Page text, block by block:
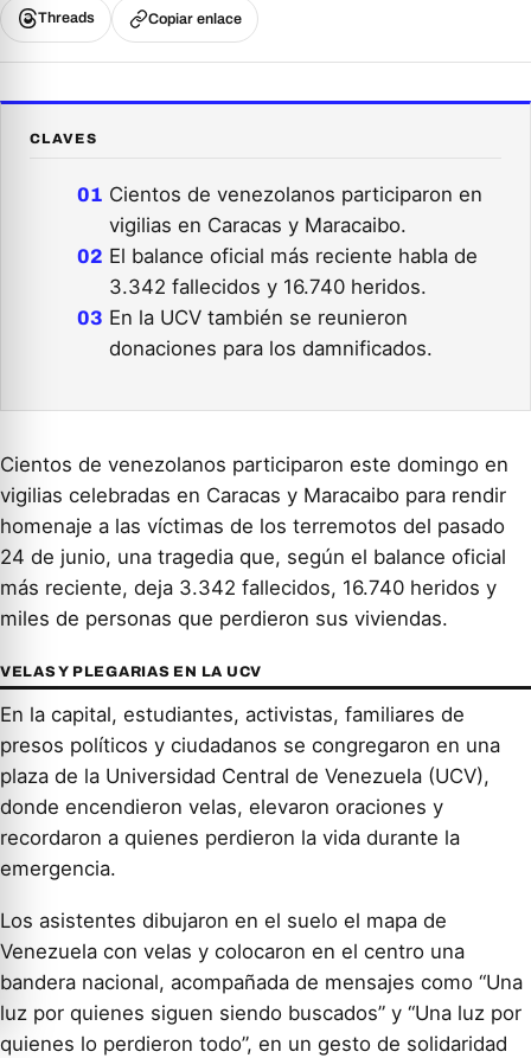
Threads Copiar enlace
CLAVES
Cientos de venezolanos participaron en
vigilias en Caracas y Maracaibo.
El balance oficial más reciente habla de
3.342 fallecidos y 16.740 heridos.
En la UCV también se reunieron
donaciones para los damnificados.
Cientos de venezolanos participaron este domingo en
vigilias celebradas en Caracas y Maracaibo para rendir
homenaje a las víctimas de los terremotos del pasado
24 de junio, una tragedia que, según el balance oficial
más reciente, deja 3.342 fallecidos, 16.740 heridos y
miles de personas que perdieron sus viviendas.
VELAS Y PLEGARIAS EN LA UCV
En la capital, estudiantes, activistas, familiares de
presos políticos y ciudadanos se congregaron en una
plaza de la Universidad Central de Venezuela (UCV),
donde encendieron velas, elevaron oraciones y
recordaron a quienes perdieron la vida durante la
emergencia.
Los asistentes dibujaron en el suelo el mapa de
Venezuela con velas y colocaron en el centro una
bandera nacional, acompañada de mensajes como “Una
luz por quienes siguen siendo buscados” y “Una luz por
quienes lo perdieron todo”, en un gesto de solidaridad